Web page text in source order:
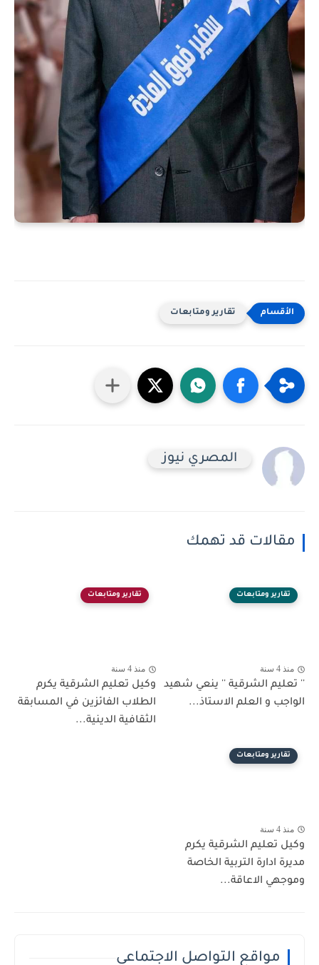
تقارير ومتابعات
المصري نيوز
مقالات قد تهمك
تقارير ومتابعات
منذ 4 سنة
'' تعليم الشرقية '' ينعي شهيد
الواجب و العلم الاستاذ...
تقارير ومتابعات
منذ 4 سنة
وكيل تعليم الشرقية يكرم
الطلاب الفائزين في المسابقة
الثقافية الدينية...
تقارير ومتابعات
منذ 4 سنة
وكيل تعليم الشرقية يكرم
مديرة ادارة التربية الخاصة
وموجهي الاعاقة...
مواقع التواصل الاجتماعي